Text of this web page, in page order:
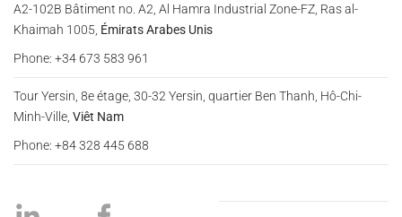
A2-102B Bâtiment no. A2, Al Hamra Industrial Zone-FZ, Ras al-
Khaimah 1005, Émirats Arabes Unis
Phone: +34 673 583 961
Tour Yersin, 8e étage, 30-32 Yersin, quartier Ben Thanh, Hô-Chi-
Minh-Ville, Viêt Nam
Phone: +84 328 445 688